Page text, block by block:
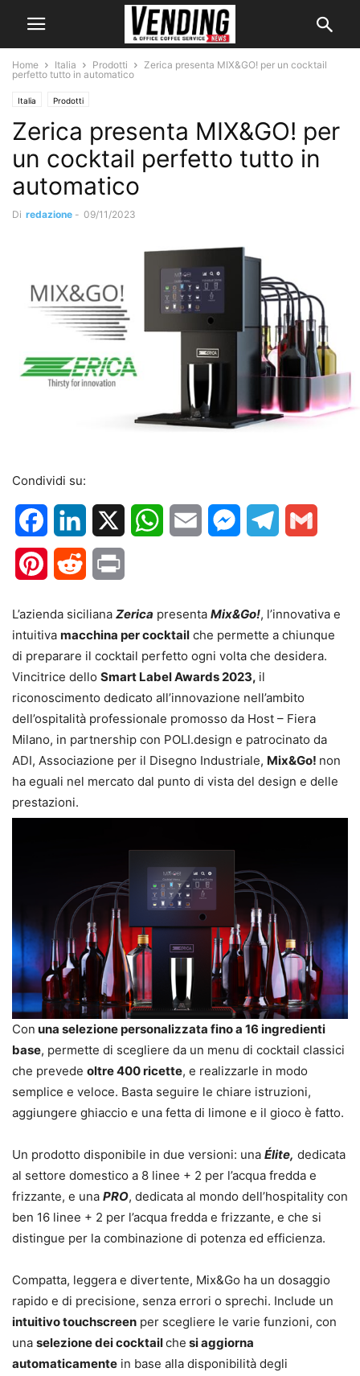
Home Italia Prodotti
Zerica presenta MIX&GO! per un cocktail
perfetto tutto in automatico
Italia Prodotti
Zerica presenta MIX&GO! per
un cocktail perfetto tutto in
automatico
Di redazione - 09/11/2023
Condividi su:
FacebookLinkedIn WhatsApp
Email MessengerTelegram
PinterestReddit
L’azienda siciliana Zerica presenta Mix&Go!, l’innovativa e
intuitiva macchina per cocktail che permette a chiunque
di preparare il cocktail perfetto ogni volta che desidera.
Vincitrice dello Smart Label Awards 2023, il
riconoscimento dedicato all’innovazione nell’ambito
dell’ospitalità professionale promosso da Host – Fiera
Milano, in partnership con POLI.design e patrocinato da
ADI, Associazione per il Disegno Industriale, Mix&Go! non
ha eguali nel mercato dal punto di vista del design e delle
prestazioni.
Con una selezione personalizzata fino a 16 ingredienti
base, permette di scegliere da un menu di cocktail classici
che prevede oltre 400 ricette, e realizzarle in modo
semplice e veloce. Basta seguire le chiare istruzioni,
aggiungere ghiaccio e una fetta di limone e il gioco è fatto.
Un prodotto disponibile in due versioni: una Élite, dedicata
al settore domestico a 8 linee + 2 per l’acqua fredda e
frizzante, e una PRO, dedicata al mondo dell’hospitality con
ben 16 linee + 2 per l’acqua fredda e frizzante, e che si
distingue per la combinazione di potenza ed efficienza.
Compatta, leggera e divertente, Mix&Go ha un dosaggio
rapido e di precisione, senza errori o sprechi. Include un
intuitivo touchscreen per scegliere le varie funzioni, con
una selezione dei cocktailche si aggiorna
automaticamente in base alla disponibilità degli